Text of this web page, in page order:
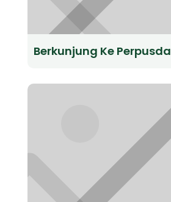
Berkunjung Ke Perpusda